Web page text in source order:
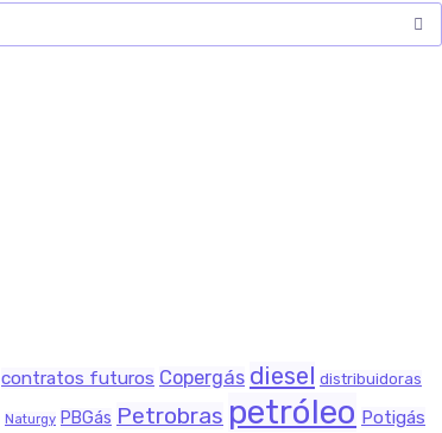
contratos futuros Copergás diesel distribuidoras
Naturgy PBGás Petrobras petróleo Potigás